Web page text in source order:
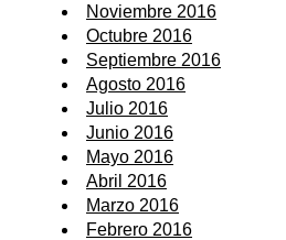
Noviembre 2016
Octubre 2016
Septiembre 2016
Agosto 2016
Julio 2016
Junio 2016
Mayo 2016
Abril 2016
Marzo 2016
Febrero 2016